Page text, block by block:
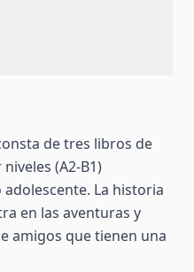
de tres libros de
(A2-B1)
La historia
en las aventuras y
amigos que tienen una